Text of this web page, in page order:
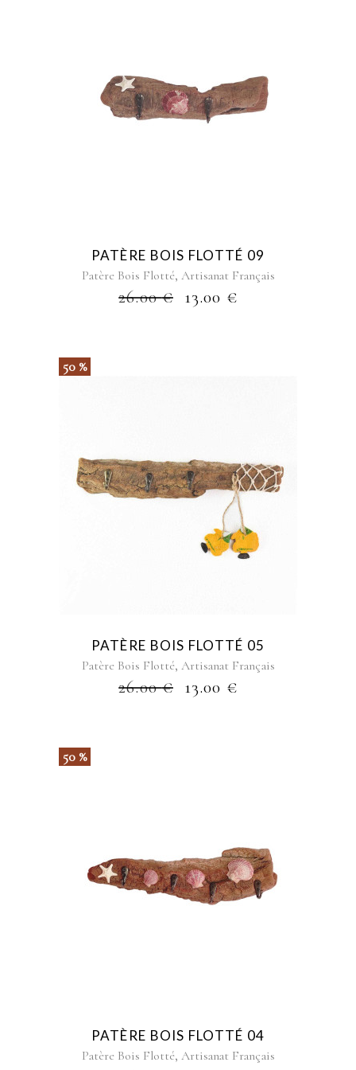
PATÈRE BOIS FLOTTÉ 09
Patère Bois Flotté, Artisanat Français
26.00€ 13.00 €
50 %
PATÈRE BOIS FLOTTÉ 05
Patère Bois Flotté, Artisanat Français
26.00€ 13.00 €
50 %
PATÈRE BOIS FLOTTÉ 04
Patère Bois Flotté, Artisanat Français